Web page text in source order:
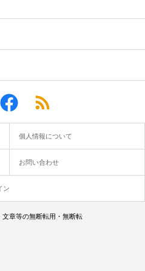
個人情報について
お問い合わせ
ン
章等の無断転用・無断転